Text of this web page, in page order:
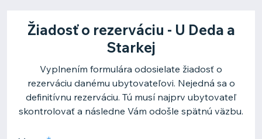
Žiadosť o rezerváciu - U Deda a
Starkej
Vyplnením formulára odosielate žiadosť o
rezerváciu danému ubytovateľovi. Nejedná sa o
definitívnu rezerváciu. Tú musí najprv ubytovateľ
skontrolovať a následne Vám odošle spätnú väzbu.